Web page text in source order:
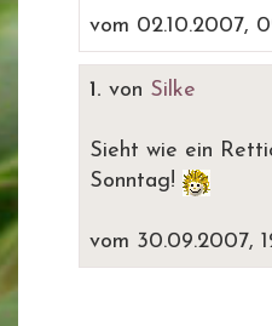
vom 02.10.2007,
1. von Silke
Sieht wie ein
Sonntag!
vom 30.09.2007,